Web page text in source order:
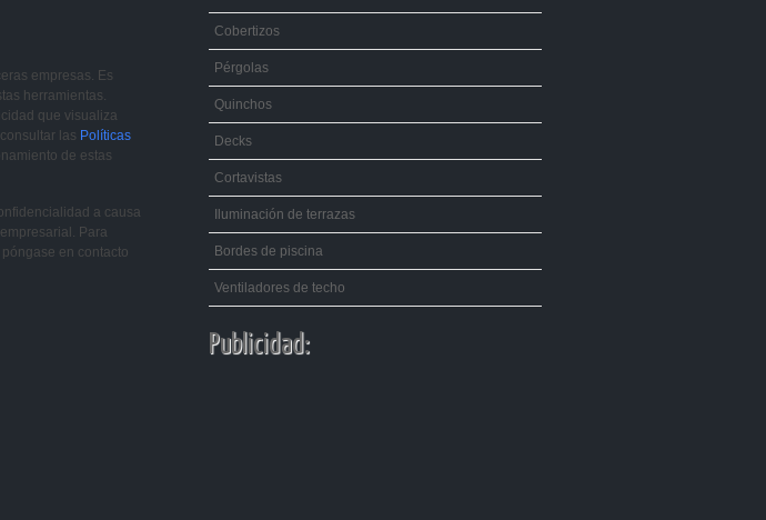
empresas. Es
herramientas.
que visualiza
las Políticas
de estas
a causa
Para
en contacto
Cobertizos
Pérgolas
Quinchos
Decks
Cortavistas
Iluminación de terrazas
Bordes de piscina
Ventiladores de techo
Publicidad: